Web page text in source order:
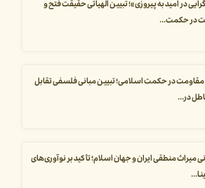
در امید به پیروزی»؛ تبیین الهیاتی حقیقت فتح و
در حکمت...
مقاومت در حکمت اسلامی؛ تبیین مبانی فلسفی تقابل
در...
میراث منطقی ایران و جهان اسلام؛ تأکید بر نوآوری‌های